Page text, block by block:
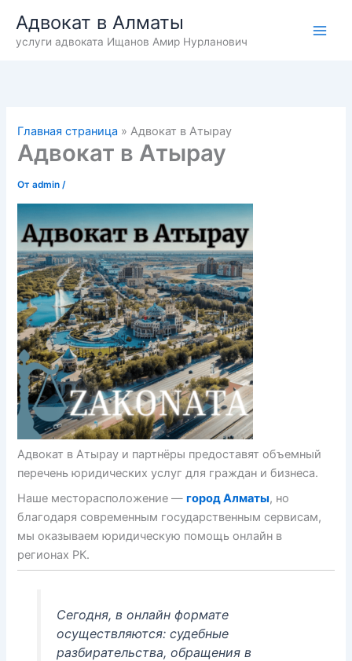
содержимому
Адвокат в Алматы
услуги адвоката Ищанов Амир Нурланович
Главная страница »Адвокат в Атырау
Адвокат в Атырау
Отadmin/
Адвокат в Атырау и партнёры предоставят объемный
перечень юридических услуг для граждан и бизнеса.
Наше месторасположение —город Алматы, но
благодаря современным государственным сервисам,
мы оказываем юридическую помощь онлайн в
регионах РК.
Сегодня, в онлайн формате
осуществляются: судебные
разбирательства, обращения в